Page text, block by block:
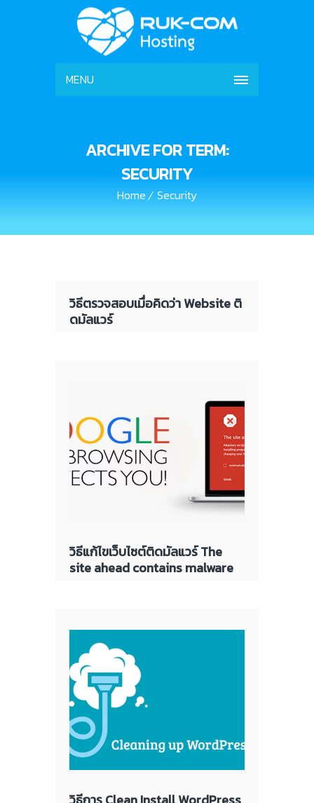
MENU
ARCHIVE FOR TERM:
SECURITY
Home Security
วิธีตรวจสอบเมื่อคิดว่า Website ติ
ดมัลแวร์
วิธีแก้ไขเว็บไซต์ติดมัลแวร์ The
site ahead contains malware